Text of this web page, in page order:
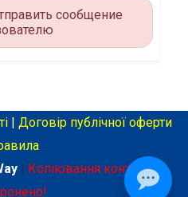
сообщение
Договір публічної оферти
|
Копіювання контенту